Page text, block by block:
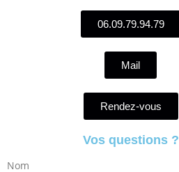
06.09.79.94.79
Mail
Rendez-vous
Vos questions ?
Nom